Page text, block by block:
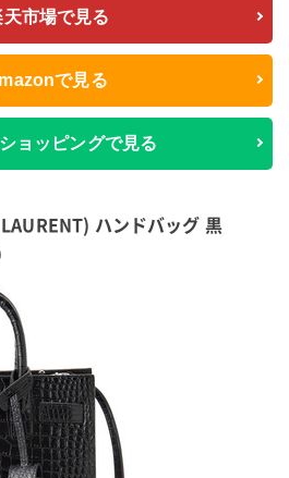
天市場で見る
で見る
ョッピングで見る
ハンドバッグ 黒